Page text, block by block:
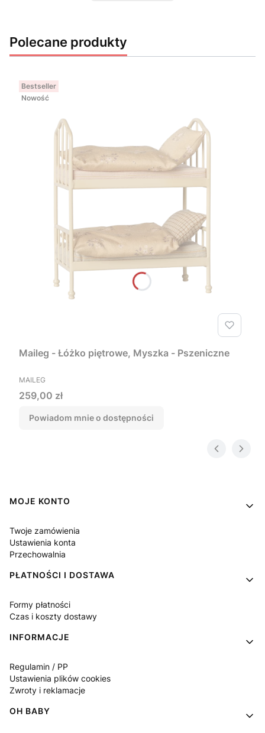
Polecane produkty
Bestseller
Nowość
Maileg - Łóżko piętrowe, Myszka - Pszeniczne
PRODUCENT
MAILEG
Cena
259,00 zł
Powiadom mnie o dostępności
Linki w stopce
MOJE KONTO
Twoje zamówienia
Ustawienia konta
Przechowalnia
PŁATNOŚCI I DOSTAWA
Formy płatności
Czas i koszty dostawy
INFORMACJE
Regulamin / PP
Ustawienia plików cookies
Zwroty i reklamacje
OH BABY